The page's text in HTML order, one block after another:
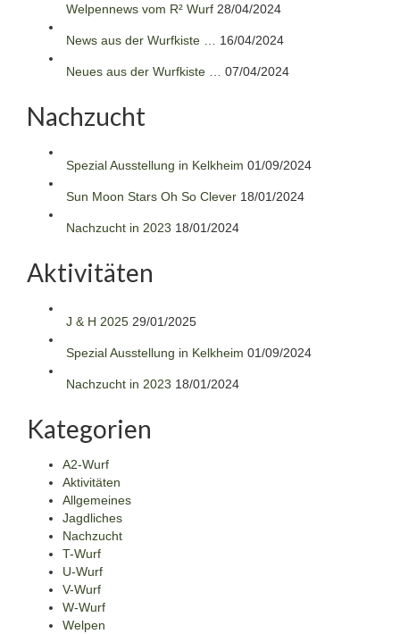
Welpennews vom R² Wurf 28/04/2024
News aus der Wurfkiste … 16/04/2024
Neues aus der Wurfkiste … 07/04/2024
Nachzucht
Spezial Ausstellung in Kelkheim 01/09/2024
Sun Moon Stars Oh So Clever 18/01/2024
Nachzucht in 2023 18/01/2024
Aktivitäten
J & H 2025 29/01/2025
Spezial Ausstellung in Kelkheim 01/09/2024
Nachzucht in 2023 18/01/2024
Kategorien
A2-Wurf
Aktivitäten
Allgemeines
Jagdliches
Nachzucht
T-Wurf
U-Wurf
V-Wurf
W-Wurf
Welpen